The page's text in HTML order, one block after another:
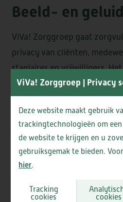
ViVa! Zorggroep | Privacy
Deze website maakt gebruik
trackingtechnologieën om
de website te krijgen en u
gebruiksgemak te bieden.
hier.
Tracking
cookies
cookies
DE LOET OVERKERCK
DE CAMEREN
GEESTERHEEM
Beeld- en
ViVa! Zorggroep gaat
privacy van cliënten,
stagiaires en vrijwilligers.
toegestaan om beeld- en/of
maken zonder uitdrukkelijke
afdeling Marketing &
Samenwerking
andere zorgorganisaties